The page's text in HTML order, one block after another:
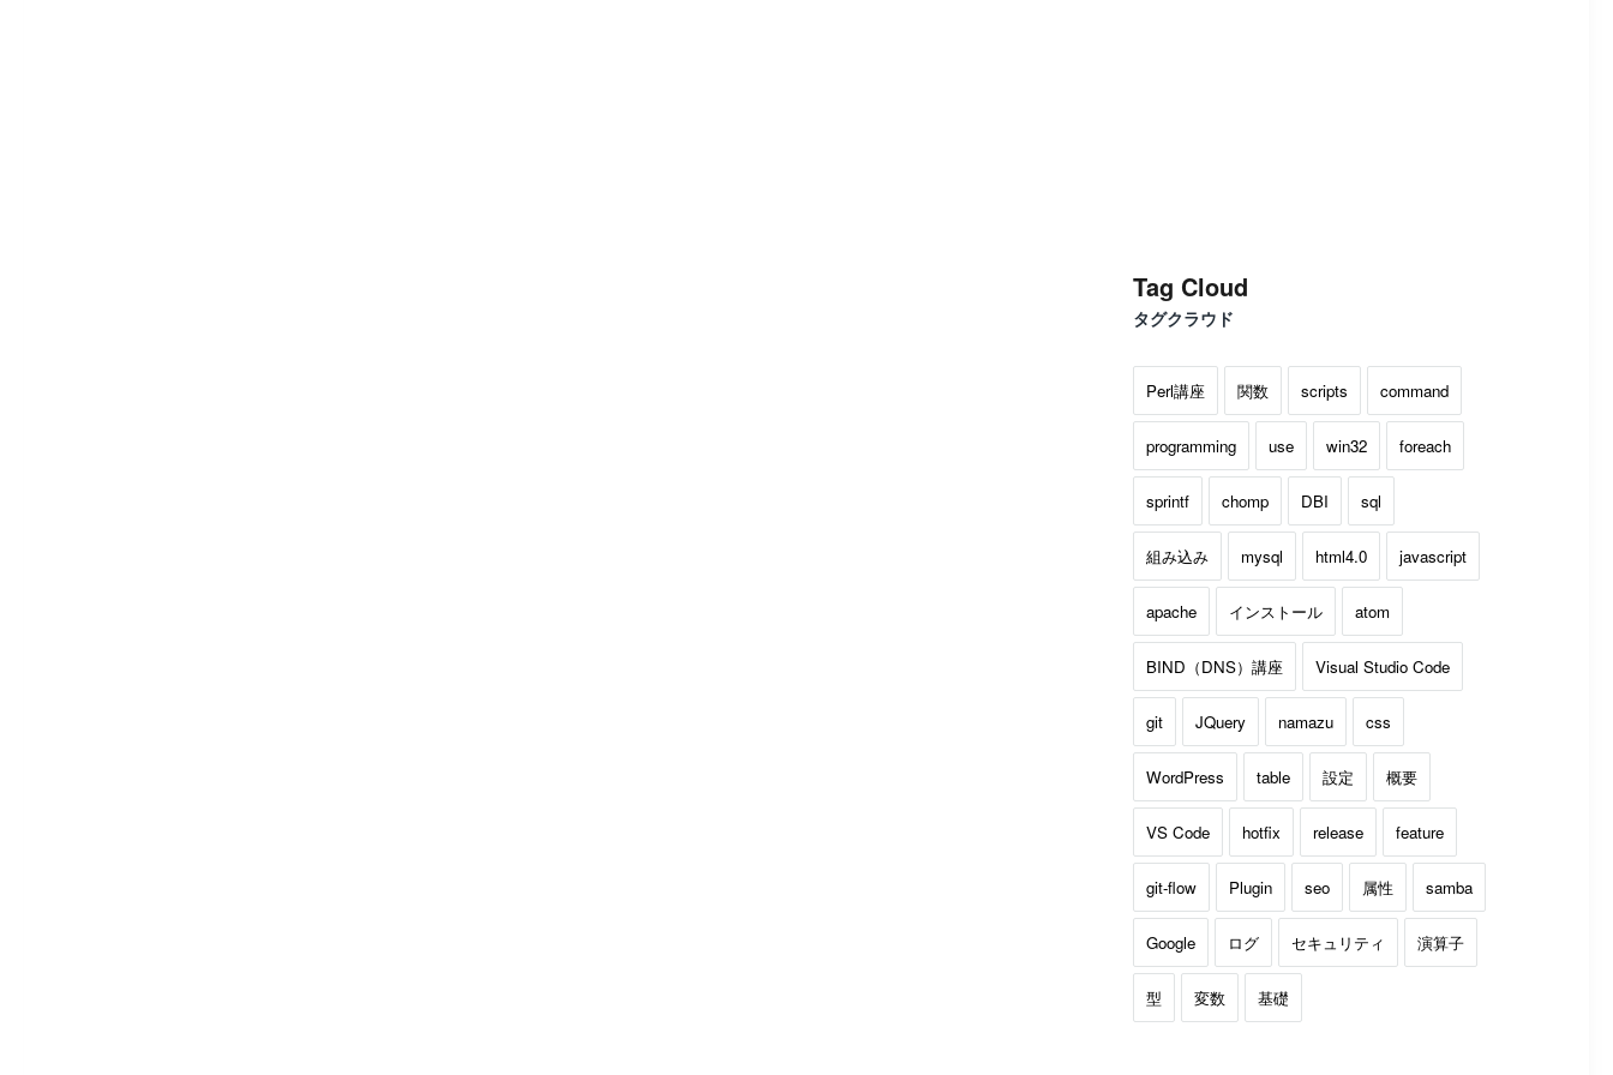
Tag Cloud
タグクラウド
Perl講座 関数 scripts command
programming use win32 foreach
sprintf chomp DBI sql
組み込み mysql html4.0 javascript
apache インストール atom
BIND（DNS）講座 Visual Studio Code
git JQuery namazu css
WordPress table 設定 概要
VS Code hotfix release feature
git-flow Plugin seo 属性 samba
Google ログ セキュリティ 演算子
型 変数 基礎